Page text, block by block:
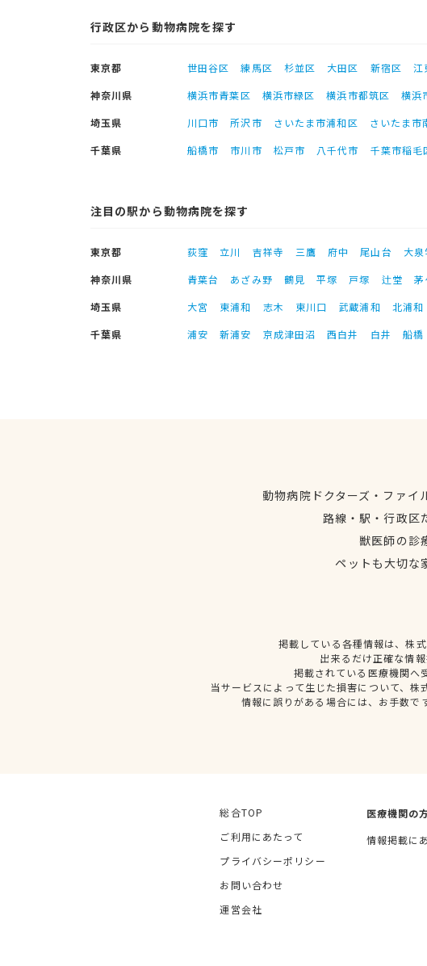
行政区から動物病院を探す
東京都 世田谷区 練馬区 杉並区 大田区 新宿区 江
神奈川県
横浜市青葉区 横浜市緑区 横浜市都筑区 横浜
埼玉県
川口市 所沢市 さいたま市浦和区 さいたま市
千葉県
船橋市 市川市 松戸市 八千代市 千葉市稲毛
注目の駅から動物病院を探す
東京都 荻窪 立川 吉祥寺 三鷹 府中 尾山台 大
神奈川県
青葉台 あざみ野 鶴見 平塚 戸塚 辻堂 茅
埼玉県
大宮 東浦和 志木 東川口 武蔵浦和 北浦和
千葉県
浦安 新浦安 京成津田沼 西白井 白井 船橋
動物病院ドクターズ・ファ
路線・駅・行政区
獣医師の診
ペットも大切な
掲載している各種情報は、株
出来るだけ正確な情
掲載されている医療機関へ
当サービスによって生じた損害について、
情報に誤りがある場合には、お手数
総合TOP
ご利用にあたって
プライバシーポリシー
お問い合わせ
運営会社
医療機関の
情報掲載に